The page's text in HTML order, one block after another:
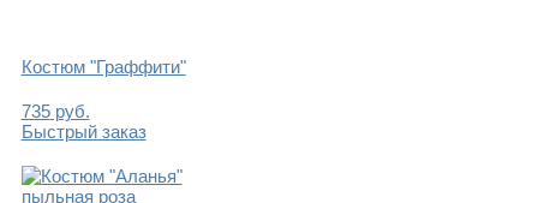
Костюм "Граффити"
735руб.
Быстрый заказ